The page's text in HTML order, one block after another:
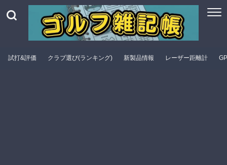
試打&評価 クラブ選び(ランキング) 新製品情報 レーザー距離計